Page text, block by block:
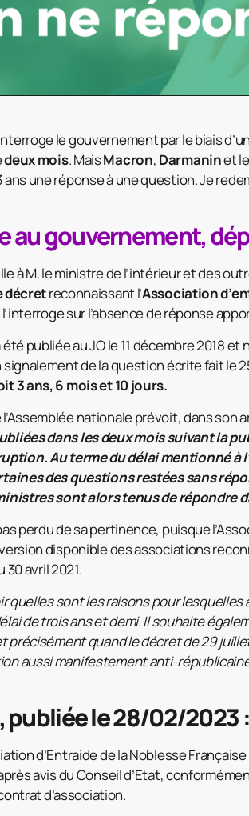
le gouvernement par le biais
deux mois. MaisMacron, Darmaninet
ans une réponse à une question. Je
au gouvernement,
à M. le ministre de l’intérieur et des
décretreconnaissant l’Association
sur l’absence de réponse
publiée au JO le 11 décembre 2018 et
signalement de la question écrite fait le
3 ans, 6 mois et 10 jours.
nationale prévoit, dans son
dans les deux mois suivant la
Au terme du délai mentionné à
des questions restées sans
sont alors tenus de répondre
perdu de sa pertinence, puisque
disponible des associations
30 avril 2021.
quelles sont les raisons pour lesquelles
de trois ans et demi. Il souhaite
précisément quand le décret de 29
aussi manifestement anti-
publiée le 28/02/2023 :
d’Entraide de la Noblesse
avis du Conseil d’Etat,
d’association.